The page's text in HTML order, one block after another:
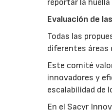
reportar la
Evaluación de
Todas las
diferentes áreas
Este comité
innovadores y
escalabilidad de
En el Sacyr